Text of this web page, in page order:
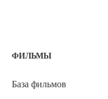
ФИЛЬМЫ
База фильмов